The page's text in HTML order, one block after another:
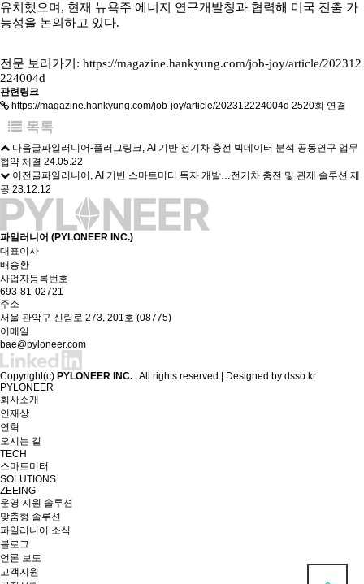
유치했으며, 현재 뉴욕주 에너지 연구개발청과 협력해 미국 진출 가
능성을 논의하고 있다.
전문 보러가기: https://magazine.hankyung.com/job-joy/article/202312
224004d
관련링크
https://magazine.hankyung.com/job-joy/article/202312224004d 2520회 연결
목록
다음글파일러니어-플러그링크, AI 기반 전기차 충전 빅데이터 분석 공동연구 업무
협약 체결 24.05.22
이전글파일러니어, AI 기반 스마트미터 독자 개발…전기차 충전 및 관제 솔루션 제
공 23.12.12
파일러니어 (PYLONEER INC.)
대표이사
배승환
사업자등록번호
693-81-02721
주소
서울 관악구 신림로 273, 201호 (08775)
이메일
bae@pyloneer.com
Copyright(c) PYLONEER INC. | All rights reserved | Designed by dsso.kr
PYLONEER
회사소개
인재상
연혁
오시는 길
TECH
스마트미터
SOLUTIONS
ZEEING
운영 지원 솔루션
맞춤형 솔루션
파일러니어 소식
블로그
언론 보도
고객지원